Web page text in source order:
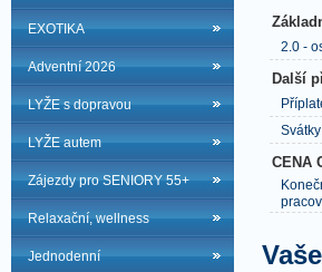
EXOTIKA
Adventní 2026
LYŽE s dopravou
LYŽE autem
Zájezdy pro SENIORY 55+
Relaxační, wellness
Jednodenní
2.0 -
Další
CENA